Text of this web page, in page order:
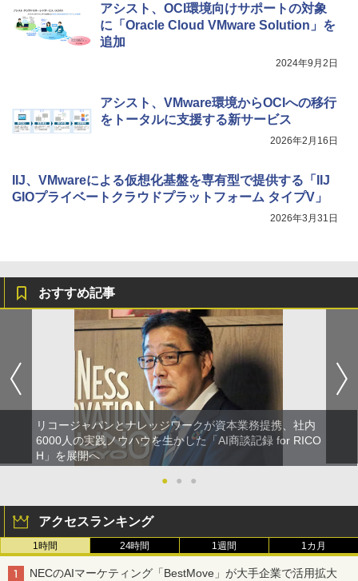
アシスト、OCI環境向けサポートの対象
に「Oracle Cloud VMware Solution」を
追加
2024年9月2日
アシスト、VMware環境からOCIへの移行
をトータルに支援する新サービス
2026年2月16日
IIJ、VMwareによる仮想化基盤を専有型で提供する「IIJ
GIOプライベートクラウドプラットフォーム タイプV」
2026年3月31日
おすすめ記事
リコージャパンとナレッジワークが資本業務提携、社内
6000人の実践ノウハウを生かした「AI商談記録 for RICO
H」を展開へ
●
● ●
アクセスランキング
1時間 24時間 1週間 1カ月
NECのAIマーケティング「BestMove」が大手企業で活用拡大